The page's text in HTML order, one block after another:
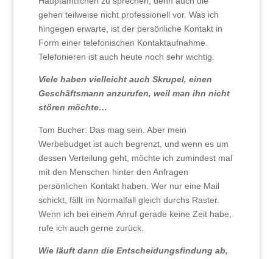
gehen teilweise nicht professionell vor. Was ich
hingegen erwarte, ist der persönliche Kontakt in
Form einer telefonischen Kontaktaufnahme.
Telefonieren ist auch heute noch sehr wichtig.
Viele haben vielleicht auch Skrupel, einen
Geschäftsmann anzurufen, weil man ihn nicht
stören möchte…
Tom Bucher: Das mag sein. Aber mein
Werbebudget ist auch begrenzt, und wenn es um
dessen Verteilung geht, möchte ich zumindest mal
mit den Menschen hinter den Anfragen
persönlichen Kontakt haben. Wer nur eine Mail
schickt, fällt im Normalfall gleich durchs Raster.
Wenn ich bei einem Anruf gerade keine Zeit habe,
rufe ich auch gerne zurück.
Wie läuft dann die Entscheidungsfindung ab,